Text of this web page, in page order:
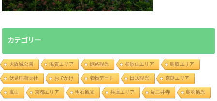
カテゴリー
大阪城公園 滋賀エリア 姫路観光 和歌山エリア 鳥取エリア
伏見稲荷大社 おでかけ 着物デート 田辺観光 奈良エリア
嵐山 京都エリア 明石観光 兵庫エリア 紀三井寺 鳥羽観光